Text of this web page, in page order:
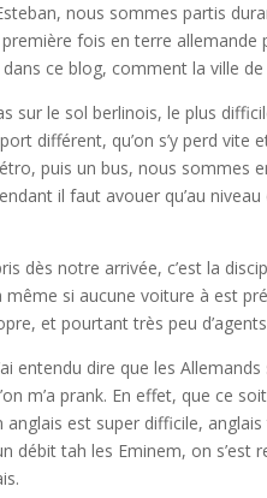
nous sommes partis
première fois en terre
ce blog, comment la ville
sur le sol berlinois, le plus
différent, qu’on s’y perd vite
puis un bus, nous sommes
il faut avouer qu’au
dès notre arrivée, c’est la
si aucune voiture à est
et pourtant très peu
entendu dire que les
m’a prank. En effet, que ce
est super difficile,
débit tah les Eminem, on s’est